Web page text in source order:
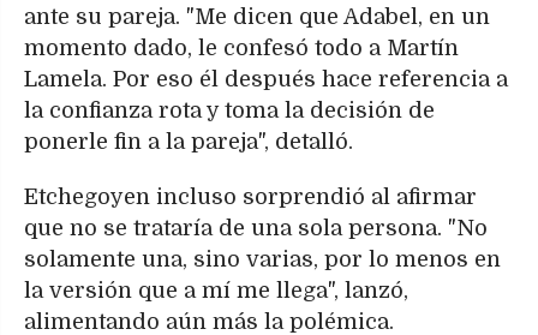
ante su pareja. "Me dicen que Adabel, en un
momento dado, le confesó todo a Martín
Lamela. Por eso él después hace referencia a
la confianza rota y toma la decisión de
ponerle fin a la pareja", detalló.
Etchegoyen incluso sorprendió al afirmar
que no se trataría de una sola persona. "No
solamente una, sino varias, por lo menos en
la versión que a mí me llega", lanzó,
alimentando aún más la polémica.